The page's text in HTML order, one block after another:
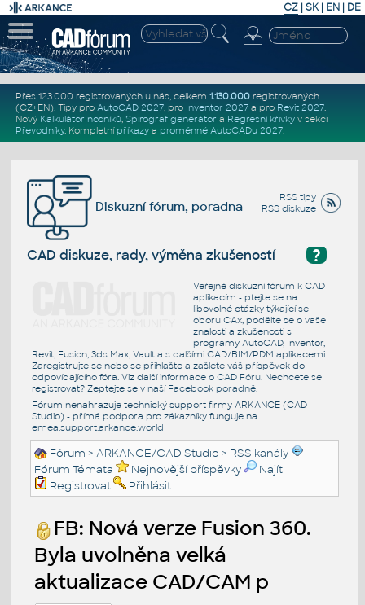
CZ | SK| EN | DE
Přes 123.000 registrovaných u nás, celkem 1.130.000registrovaných
(CZ+EN). Tipy pro AutoCAD 2027, pro Inventor 2027a pro Revit 2027.
Nový Kalkulátor nosníků, Spirograf generátor a Regresní křivkyv sekci
Převodníky. Kompletní příkazya proměnné AutoCADu 2027.
RSS tipy
RSS diskuze
Diskuzní fórum, poradna
?
CAD diskuze, rady, výměna zkušeností
Veřejné diskuzní fórum k CAD
aplikacím - ptejte se na
libovolné otázky týkající se
oboru CAx, podělte se o vaše
znalosti a zkušenosti s
programy AutoCAD, Inventor,
Revit, Fusion, 3ds Max, Vault a s dalšími CAD/BIM/PDM aplikacemi.
Zaregistrujte se nebo se přihlašte a zašlete váš příspěvek do
odpovídajícího fóra. Viz další informace o CAD Fóru. Nechcete se
registrovat? Zeptejte se v naší Facebook poradně.
Fórum nenahrazuje technický support firmy ARKANCE (CAD
Studio) - přímá podpora pro zákazníky funguje na
emea.support.arkance.world
Fórum >ARKANCE/CAD Studio > RSS kanály
Fórum Témata
Nejnovější příspěvky
Najít
Registrovat
Přihlásit
FB: Nová verze Fusion 360.
Byla uvolněna velká
aktualizace CAD/CAM p